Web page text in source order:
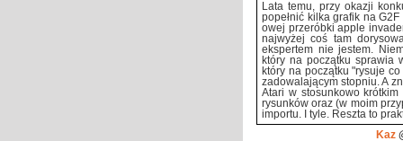
Lata temu, przy okazji
popełnić kilka grafik na
owej przeróbki apple
najwyżej coś tam
ekspertem nie jestem.
który na początku sprawia
który na początku "rysuje
zadowalającym stopniu. A
Atari w stosunkowo
rysunków oraz (w moim
importu. I tyle. Reszta to
Kaz